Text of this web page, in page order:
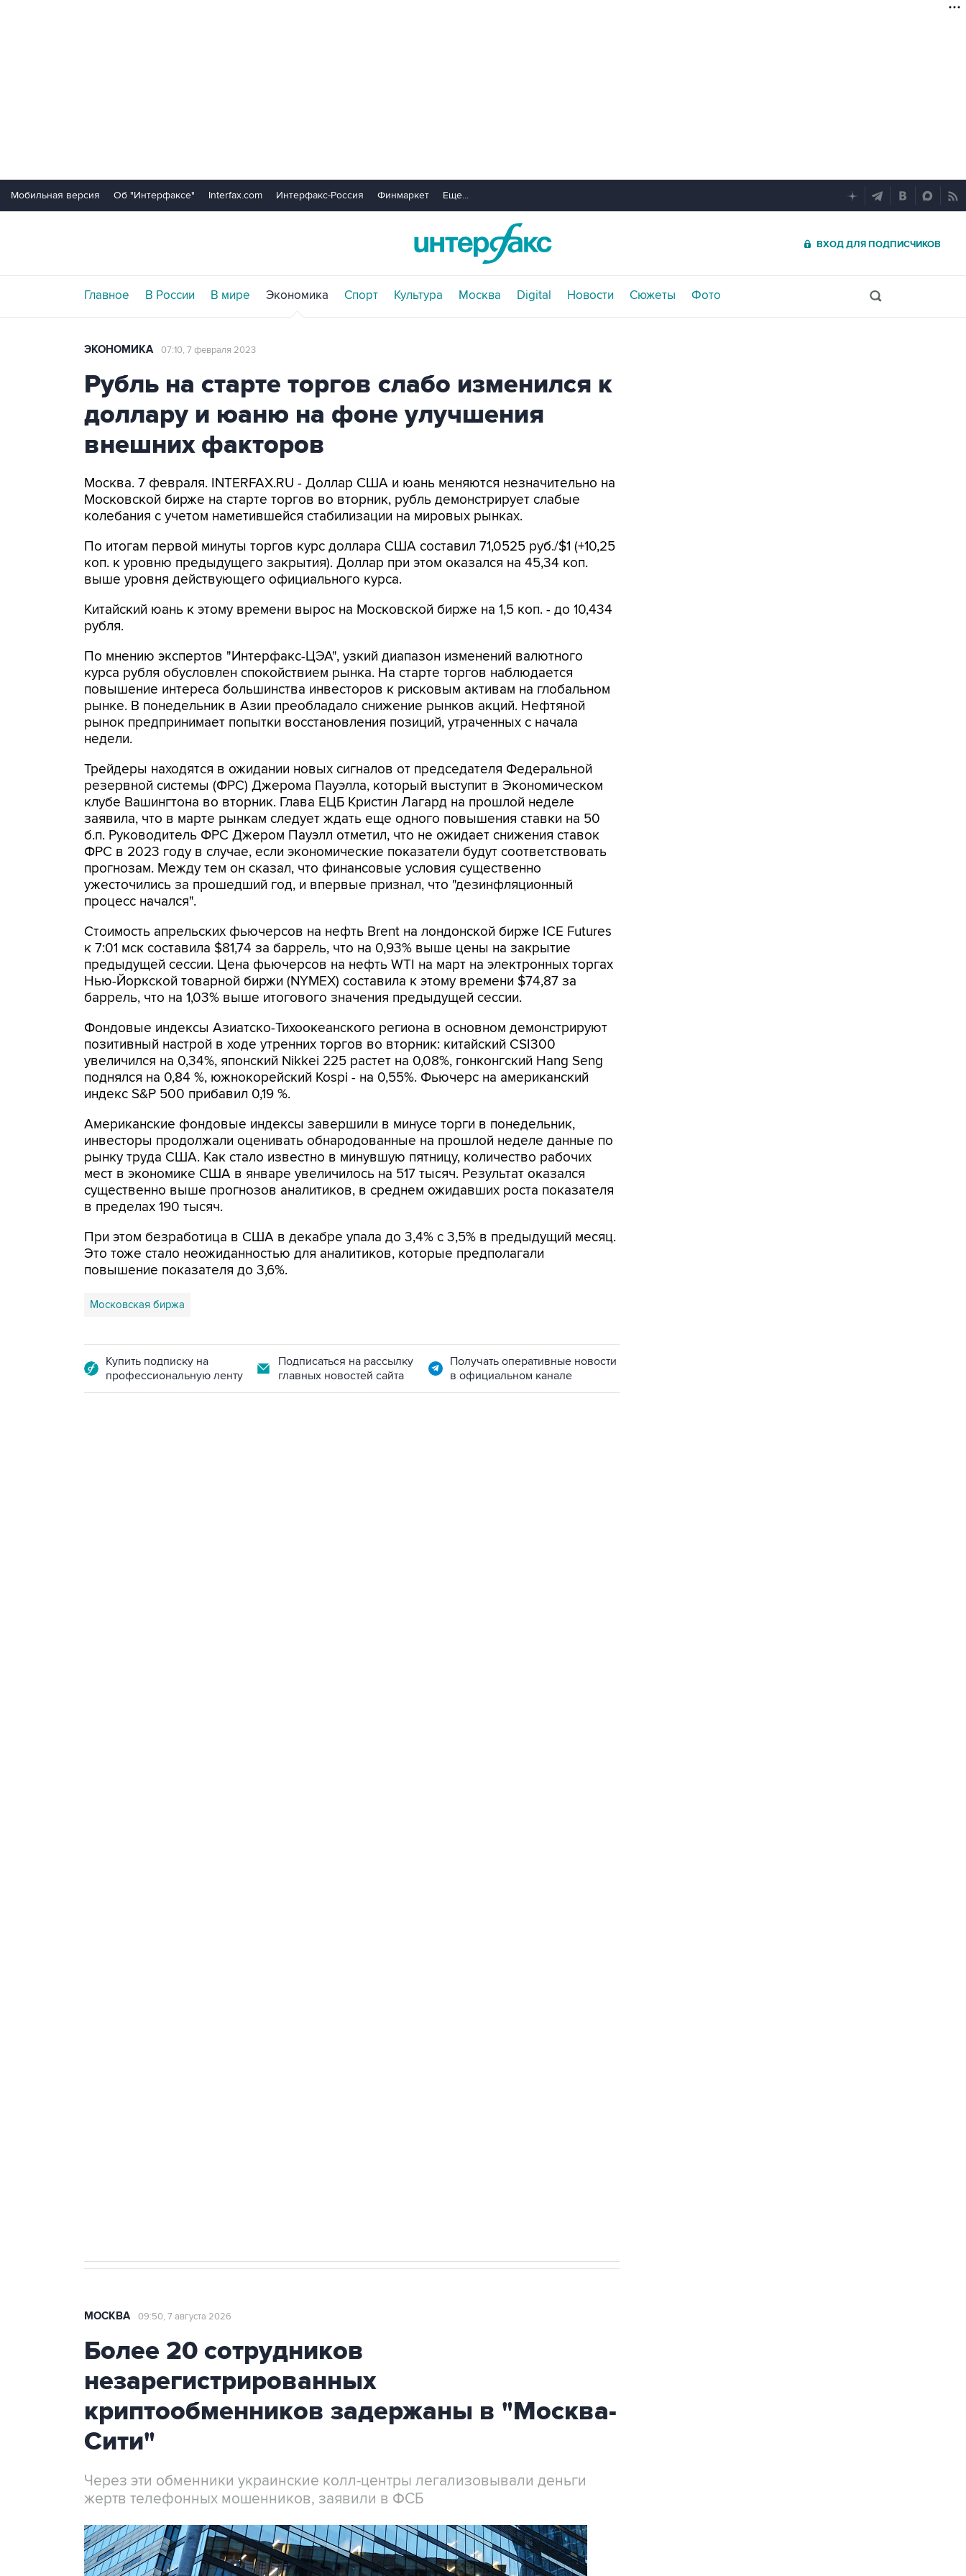
Мобильная версия Об "Интерфаксе" Interfax.com Интерфакс-Россия Финмаркет Еще...
ВХОД ДЛЯ ПОДПИСЧИКОВ
Главное В России В мире Экономика Спорт Культура Москва Digital Новости Сюжеты Фото
ЭКОНОМИКА 07:10, 7 февраля 2023
Рубль на старте торгов слабо изменился к
доллару и юаню на фоне улучшения
внешних факторов
Москва. 7 февраля. INTERFAX.RU - Доллар США и юань меняются незначительно на
Московской бирже на старте торгов во вторник, рубль демонстрирует слабые
колебания с учетом наметившейся стабилизации на мировых рынках.
По итогам первой минуты торгов курс доллара США составил 71,0525 руб./$1 (+10,25
коп. к уровню предыдущего закрытия). Доллар при этом оказался на 45,34 коп.
выше уровня действующего официального курса.
Китайский юань к этому времени вырос на Московской бирже на 1,5 коп. - до 10,434
рубля.
По мнению экспертов "Интерфакс-ЦЭА", узкий диапазон изменений валютного
курса рубля обусловлен спокойствием рынка. На старте торгов наблюдается
повышение интереса большинства инвесторов к рисковым активам на глобальном
рынке. В понедельник в Азии преобладало снижение рынков акций. Нефтяной
рынок предпринимает попытки восстановления позиций, утраченных с начала
недели.
Трейдеры находятся в ожидании новых сигналов от председателя Федеральной
резервной системы (ФРС) Джерома Пауэлла, который выступит в Экономическом
клубе Вашингтона во вторник. Глава ЕЦБ Кристин Лагард на прошлой неделе
заявила, что в марте рынкам следует ждать еще одного повышения ставки на 50
б.п. Руководитель ФРС Джером Пауэлл отметил, что не ожидает снижения ставок
ФРС в 2023 году в случае, если экономические показатели будут соответствовать
прогнозам. Между тем он сказал, что финансовые условия существенно
ужесточились за прошедший год, и впервые признал, что "дезинфляционный
процесс начался".
Стоимость апрельских фьючерсов на нефть Brent на лондонской бирже ICE Futures
к 7:01 мск составила $81,74 за баррель, что на 0,93% выше цены на закрытие
предыдущей сессии. Цена фьючерсов на нефть WTI на март на электронных торгах
Нью-Йоркской товарной биржи (NYMEX) составила к этому времени $74,87 за
баррель, что на 1,03% выше итогового значения предыдущей сессии.
Фондовые индексы Азиатско-Тихоокеанского региона в основном демонстрируют
позитивный настрой в ходе утренних торгов во вторник: китайский CSI300
увеличился на 0,34%, японский Nikkei 225 растет на 0,08%, гонконгский Hang Seng
поднялся на 0,84 %, южнокорейский Kospi - на 0,55%. Фьючерс на американский
индекс S&P 500 прибавил 0,19 %.
Американские фондовые индексы завершили в минусе торги в понедельник,
инвесторы продолжали оценивать обнародованные на прошлой неделе данные по
рынку труда США. Как стало известно в минувшую пятницу, количество рабочих
мест в экономике США в январе увеличилось на 517 тысяч. Результат оказался
существенно выше прогнозов аналитиков, в среднем ожидавших роста показателя
в пределах 190 тысяч.
При этом безработица в США в декабре упала до 3,4% с 3,5% в предыдущий месяц.
Это тоже стало неожиданностью для аналитиков, которые предполагали
повышение показателя до 3,6%.
Московская биржа
Купить подписку на
профессиональную ленту
Подписаться на рассылку
главных новостей сайта
Получать оперативные новости
в официальном канале
МОСКВА 09:50, 7 августа 2026
Более 20 сотрудников
незарегистрированных
криптообменников задержаны в "Москва-
Сити"
Через эти обменники украинские колл-центры легализовывали деньги
жертв телефонных мошенников, заявили в ФСБ